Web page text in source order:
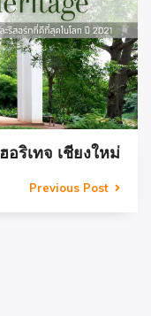
อริเทจ เชียงใหม่
Previous Post